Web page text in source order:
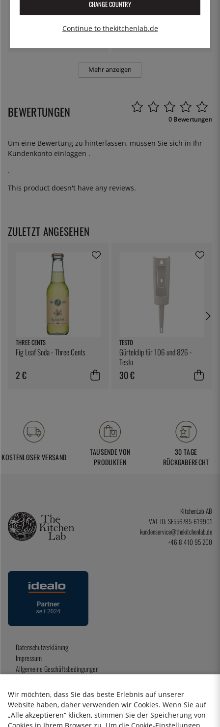
Streuer mit Netzabdeckung
EXXENT
Reibe konisch
Mehr anzeigen
BEWERTUNGEN 0 Bewertungen
Um eine Bewertung zu hinterlassen, müssen Sie sich in Ihr
Kundenkonto einloggen .
.
This product doesn't have any reviews.
ZULETZT ANGESEHEN
THREE CENTS
Fig Leaf Soda - Three Cents
2 €
TESTO
Gürtelclip für 106 und 826 -
Testo
30 €
KOSTENLOSER VERSAND
TAUSENDE VON
PRODUKTEN
30 TAGE
RÜCKGABERECHT
KitchenLab AB
VAT-ID: SE556785-619901
kundenservice@thekitchenlab.de
+46 8 410 95 200
Datenschutzerklärung
Impressum
Allgemeine Geschäftsbedingungen
2026 KitchenLab AB
Wir möchten, dass Sie das beste Erlebnis auf unserer
Website haben, daher verwenden wir Cookies. Wenn Sie auf
„Alle akzeptieren“ klicken, stimmen Sie der Speicherung von
CHANGE COUNTRY
Continue to thekitchenlab.de